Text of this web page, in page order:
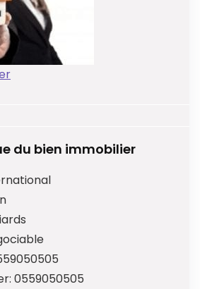
du bien immobilier
0559050505